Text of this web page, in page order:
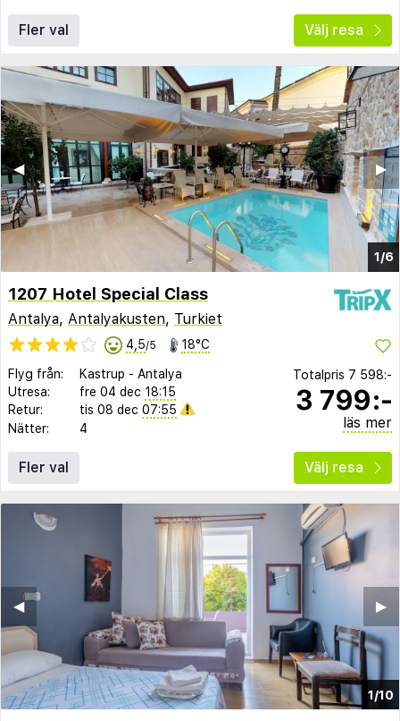
Fler val Välj resa
1/6
▶︎
◀︎
1207 Hotel Special Class
Antalya, Antalyakusten, Turkiet
4,5/5 18°C
Flyg från: Kastrup - Antalya
Utresa:
fre 04 dec 18:15
Retur:
tis 08 dec 07:55
Nätter:
4
Totalpris 7 598:-
3 799:-
läs mer
Fler val Välj resa
1/10
▶︎
◀︎